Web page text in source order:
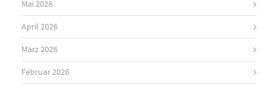
Mai 2026
April 2026
März 2026
Februar 2026